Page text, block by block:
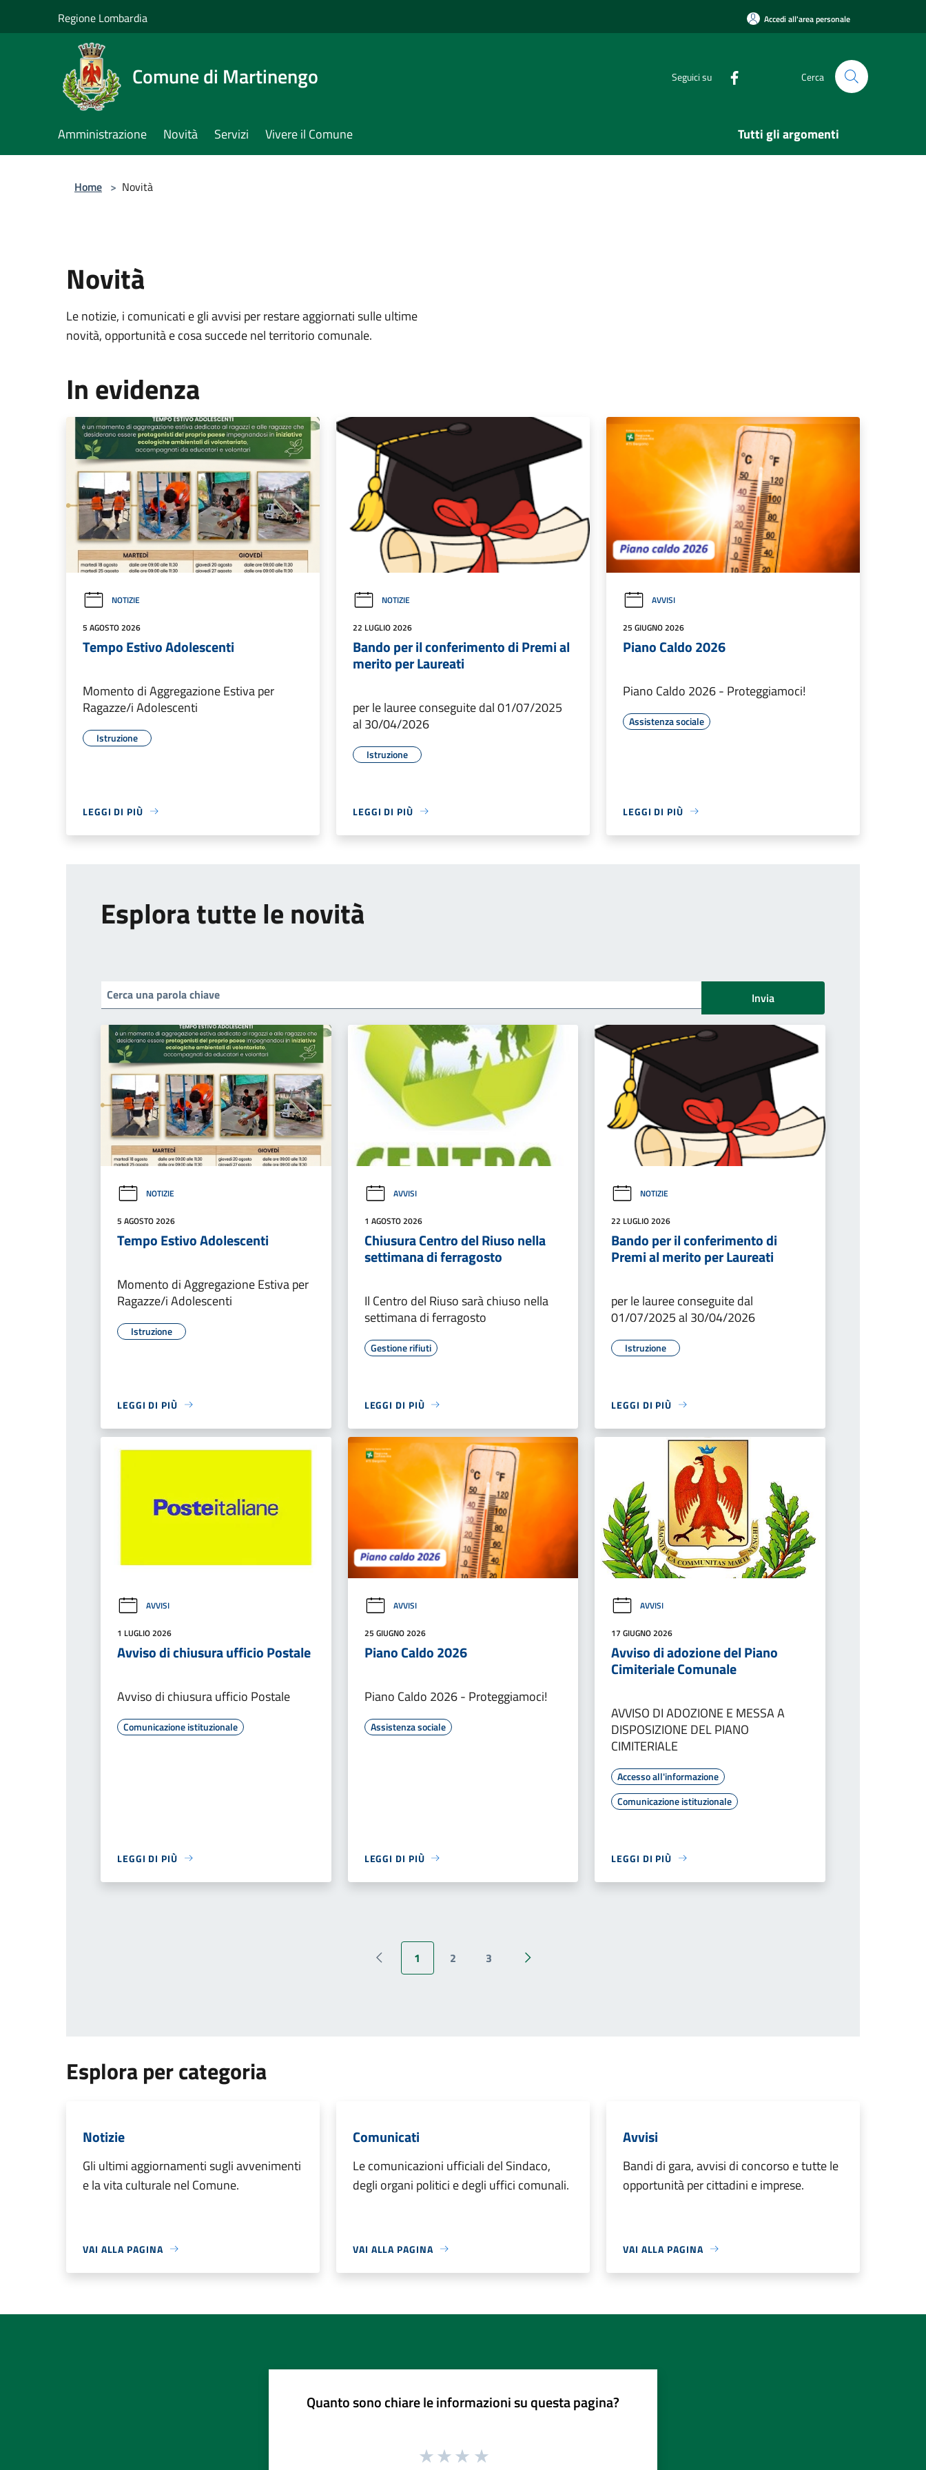
Regione Lombardia Accedi all'area personale
Comune di Martinengo Seguici su Cerca
Amministrazione Novità Servizi Vivere il Comune Tutti gli argomenti
Home > Novità
Novità
Le notizie, i comunicati e gli avvisi per restare aggiornati sulle ultime
novità, opportunità e cosa succede nel territorio comunale.
In evidenza
NOTIZIE
5 AGOSTO 2026
Tempo Estivo Adolescenti
Momento di Aggregazione Estiva per
Ragazze/i Adolescenti
Istruzione
LEGGI DI PIÙ
NOTIZIE
22 LUGLIO 2026
Bando per il conferimento di Premi al
merito per Laureati
per le lauree conseguite dal 01/07/2025
al 30/04/2026
Istruzione
LEGGI DI PIÙ
AVVISI
25 GIUGNO 2026
Piano Caldo 2026
Piano Caldo 2026 - Proteggiamoci!
Assistenza sociale
LEGGI DI PIÙ
Esplora tutte le novità
Invia
NOTIZIE
5 AGOSTO 2026
Tempo Estivo Adolescenti
Momento di Aggregazione Estiva per
Ragazze/i Adolescenti
Istruzione
LEGGI DI PIÙ
AVVISI
1 AGOSTO 2026
Chiusura Centro del Riuso nella
settimana di ferragosto
Il Centro del Riuso sarà chiuso nella
settimana di ferragosto
Gestione rifiuti
LEGGI DI PIÙ
NOTIZIE
22 LUGLIO 2026
Bando per il conferimento di
Premi al merito per Laureati
per le lauree conseguite dal
01/07/2025 al 30/04/2026
Istruzione
LEGGI DI PIÙ
AVVISI
1 LUGLIO 2026
Avviso di chiusura ufficio Postale
Avviso di chiusura ufficio Postale
Comunicazione istituzionale
LEGGI DI PIÙ
AVVISI
25 GIUGNO 2026
Piano Caldo 2026
Piano Caldo 2026 - Proteggiamoci!
Assistenza sociale
LEGGI DI PIÙ
AVVISI
17 GIUGNO 2026
Avviso di adozione del Piano
Cimiteriale Comunale
AVVISO DI ADOZIONE E MESSA A
DISPOSIZIONE DEL PIANO
CIMITERIALE
Accesso all'informazione
Comunicazione istituzionale
LEGGI DI PIÙ
Pagina precedente
1 2 3
Pagina successiva
Esplora per categoria
Notizie
Gli ultimi aggiornamenti sugli avvenimenti
e la vita culturale nel Comune.
VAI ALLA PAGINA
Comunicati
Le comunicazioni ufficiali del Sindaco,
degli organi politici e degli uffici comunali.
VAI ALLA PAGINA
Avvisi
Bandi di gara, avvisi di concorso e tutte le
opportunità per cittadini e imprese.
VAI ALLA PAGINA
Quanto sono chiare le informazioni su questa pagina?